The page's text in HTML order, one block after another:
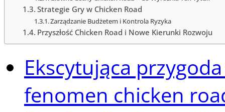
Strategie Gry w Chicken Road
Zarządzanie Budżetem i Kontrola Ryzyka
Przyszłość Chicken Road i Nowe Kierunki Rozwoju
Ekscytująca
fenomen chicken